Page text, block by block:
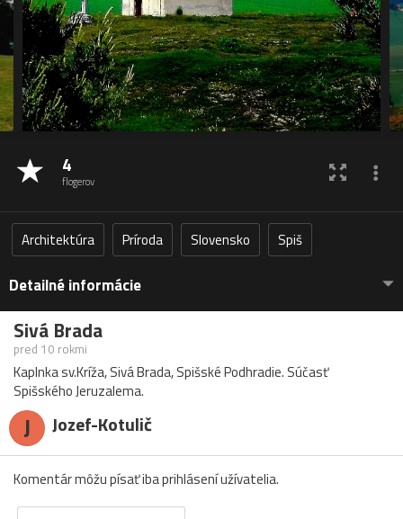
4
flogerov
Architektúra Príroda Slovensko Spiš
Detailné informácie
Sivá Brada
pred 10 rokmi
Kaplnka sv.Kríža, Sivá Brada, Spišské Podhradie. Súčasť
Spišského Jeruzalema.
J Jozef-Kotulič
Komentár môžu písať iba prihlásení užívatelia.